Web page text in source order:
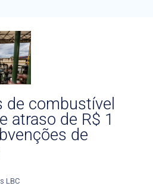
de combustível
atraso de R$ 1
de
LBC